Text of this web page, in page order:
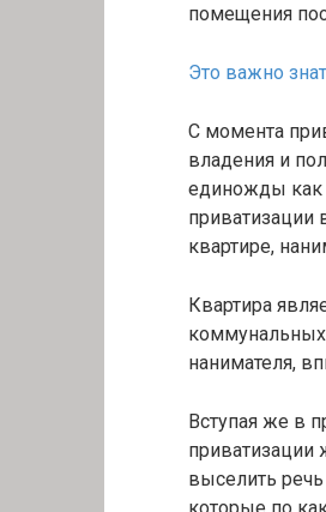
помещения
Это важно
С момента
владения и
единожды как
приватизации
квартире,
Квартира
коммунальных
нанимателя,
Вступая же в
приватизации
выселить